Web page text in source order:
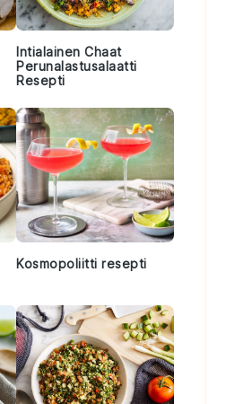
Intialainen Chaat
Perunalastusalaatti
Resepti
Kosmopoliitti resepti